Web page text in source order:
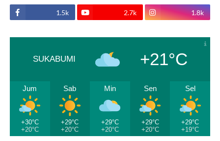
1.5k 2.7k 1.8k
SUKABUMI +21°C
Jum
+30°C
+20°C
Sab
+29°C
+20°C
Min
+29°C
+20°C
Sen
+29°C
+20°C
Sel
+29°C
+19°C